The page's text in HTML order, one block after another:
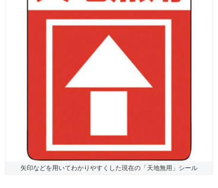
矢印などを用いてわかりやすくした現在の「天地無用」シール